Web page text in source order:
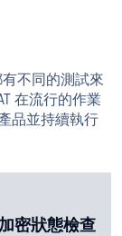
不同的測試來
在流行的作業
品並持續執行
密狀態檢查